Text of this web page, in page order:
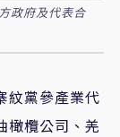
政府及代表合
紋黨參產業代
橄欖公司、羌